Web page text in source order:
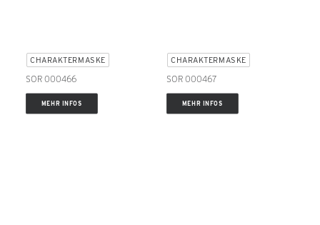
CHARAKTERMASKE
SOR 000466
MEHR INFOS
CHARAKTERMASKE
SOR 000467
MEHR INFOS